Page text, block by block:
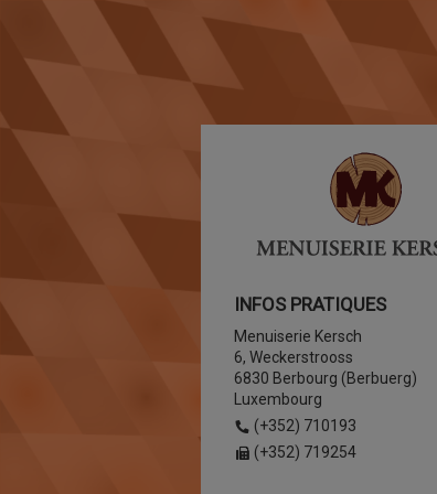
INFOS PRATIQUES
Menuiserie Kersch
6, Weckerstrooss
6830 Berbourg (Berbuerg)
Luxembourg
(+352) 710193
(+352) 719254